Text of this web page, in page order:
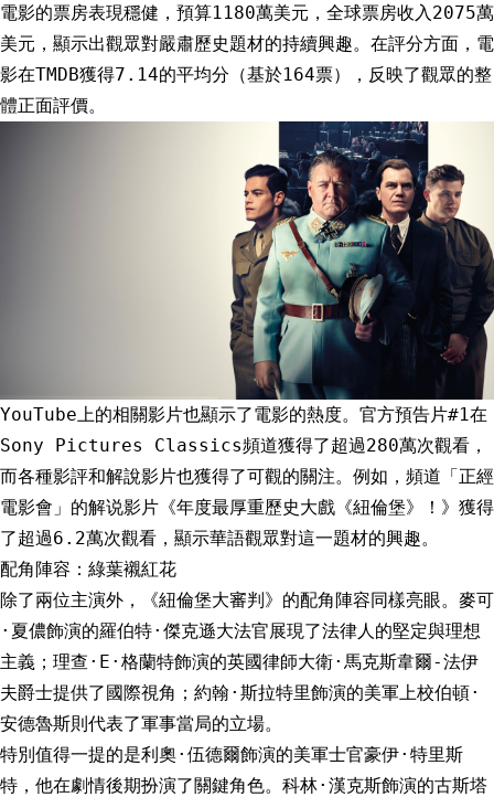
電影的票房表現穩健，預算1180萬美元，全球票房收入2075萬
美元，顯示出觀眾對嚴肅歷史題材的持續興趣。在評分方面，電
影在TMDB獲得7.14的平均分（基於164票），反映了觀眾的整
體正面評價。
YouTube上的相關影片也顯示了電影的熱度。官方預告片#1在
Sony Pictures Classics頻道獲得了超過280萬次觀看，
而各種影評和解說影片也獲得了可觀的關注。例如，頻道「正經
電影會」的解说影片《年度最厚重歷史大戲《紐倫堡》！》獲得
了超過6.2萬次觀看，顯示華語觀眾對這一題材的興趣。
配角陣容：綠葉襯紅花
除了兩位主演外，《紐倫堡大審判》的配角陣容同樣亮眼。麥可
·夏儂飾演的羅伯特·傑克遜大法官展現了法律人的堅定與理想
主義；理查·E·格蘭特飾演的英國律師大衛·馬克斯韋爾-法伊
夫爵士提供了國際視角；約翰·斯拉特里飾演的美軍上校伯頓·
安德魯斯則代表了軍事當局的立場。
特別值得一提的是利奧·伍德爾飾演的美軍士官豪伊·特里斯
特，他在劇情後期扮演了關鍵角色。科林·漢克斯飾演的古斯塔